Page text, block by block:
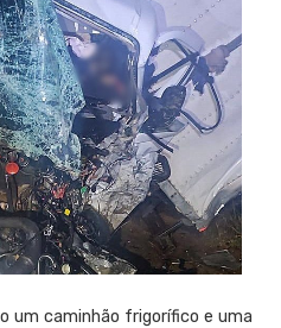
um caminhão frigorífico e uma